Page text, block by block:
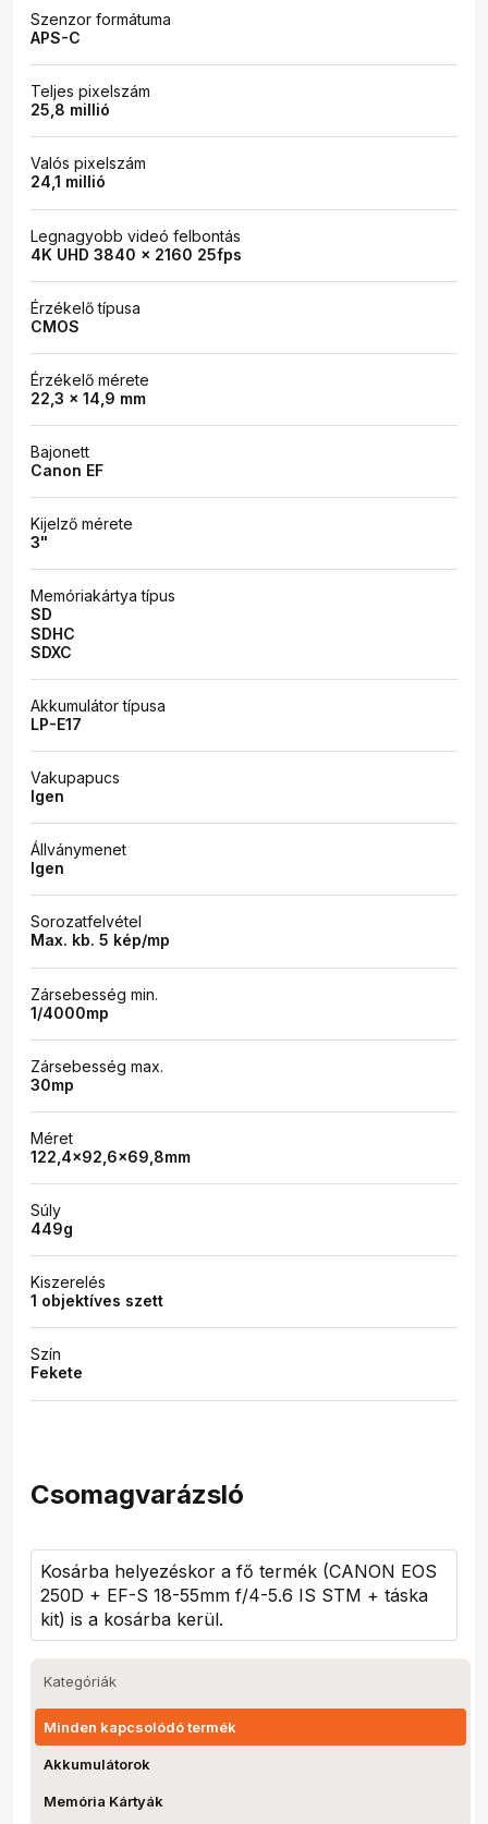
Szenzor formátuma
APS-C
Teljes pixelszám
25,8 millió
Valós pixelszám
24,1 millió
Legnagyobb videó felbontás
4K UHD 3840 x 2160 25fps
Érzékelő típusa
CMOS
Érzékelő mérete
22,3 x 14,9 mm
Bajonett
Canon EF
Kijelző mérete
3"
Memóriakártya típus
SD
SDHC
SDXC
Akkumulátor típusa
LP-E17
Vakupapucs
Igen
Állványmenet
Igen
Sorozatfelvétel
Max. kb. 5 kép/mp
Zársebesség min.
1/4000mp
Zársebesség max.
30mp
Méret
122,4×92,6×69,8mm
Súly
449g
Kiszerelés
1 objektíves szett
Szín
Fekete
Csomagvarázsló
Kosárba helyezéskor a fő termék (CANON EOS
250D + EF-S 18-55mm f/4-5.6 IS STM + táska
kit) is a kosárba kerül.
Kategóriák
Minden kapcsolódó termék
Akkumulátorok
Memória Kártyák